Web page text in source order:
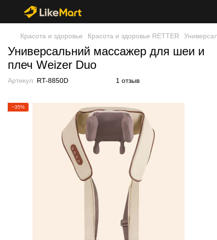
Красота и здоровье Красота и здоровье RETTER
Универсальний массажер для шеи и
плеч Weizer Duo
Артикул: RT-8850D 1 отзыв
−35%